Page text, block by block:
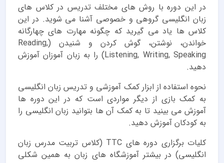
در این دوره با روش های مختلف تدریس در کلاس های
زبان انگلیسی گروهی و خصوصی آشنا می شوید. در این
کلاس ها یاد می گیرید که چگونه مهارت های چهارگانه
خواندن، نوشتن، گوش کردن و شنیدن (Reading,
Listening, Writing, Speaking) را به زبان آموزان آموزش
دهید.
نحوه استفاده از ابزار کمک آموزشی و تدریس زبان انگلیسی
به کمک بازی از دیگر مواردی است که در این دوره ها
آموزش می بینید تا به کمک آن ها بتوانید زبان انگلیسی را
به کودکان آموزش دهید.
کلیات برگزاری دوره های TTC (کلاس تربیت مدرس زبان
انگلیسی) در بیشتر آموزشگاه های زبان به همین شکلی